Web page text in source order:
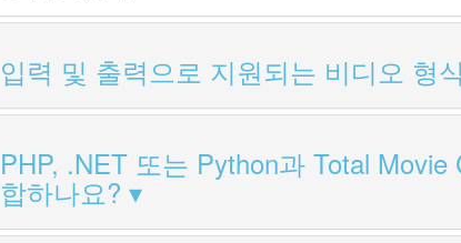
입력 및 출력으로 지원되는 비디오 형
PHP, .NET 또는 Python과 Total
합하나요?